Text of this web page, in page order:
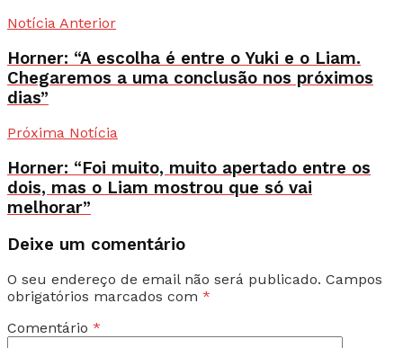
Notícia Anterior
Horner: “A escolha é entre o Yuki e o Liam.
Chegaremos a uma conclusão nos próximos
dias”
Próxima Notícia
Horner: “Foi muito, muito apertado entre os
dois, mas o Liam mostrou que só vai
melhorar”
Deixe um comentário
O seu endereço de email não será publicado. Campos
obrigatórios marcados com *
Comentário *